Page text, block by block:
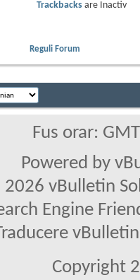
Trackbacksare
Inactiv
Reguli Forum
Fus orar:
Powered by
vBulletin
Engine
Copyright